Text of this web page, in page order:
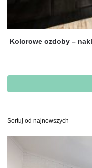
Kolorowe ozdoby –